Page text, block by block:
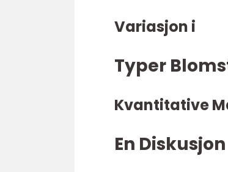
Variasjon i
Typer
Kvantitative
En